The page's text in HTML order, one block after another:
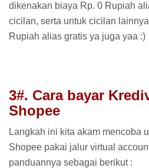
dikenakan biaya Rp. 0 Rupiah
cicilan, serta untuk cicilan
Rupiah alias gratis ya juga yaa :)
3#. Cara bayar
Shopee
Langkah ini kita akam mencoba
Shopee pakai jalur virtual
panduannya sebagai berikut :